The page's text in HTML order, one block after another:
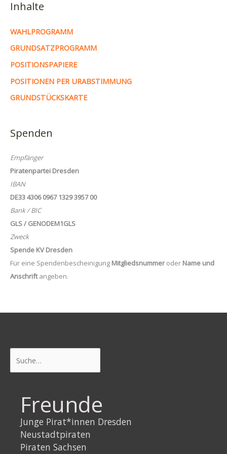
Inhalte
WAHLPROGRAMM
GRUNDSATZPROGRAMM
POSITIONSPAPIERE
POSITIONEN PER URABSTIMMUNG
GRUNDSTÜCKSKARTE
Spenden
Empfänger
Piratenpartei Dresden
IBAN
DE33 4306 0967 1329 3957 00
Bank / BIC
GLS / GENODEM1GLS
Zweck
Spende KV Dresden
Für eine Spendenbescheinigung Mitgliedsnummeroder Name und
Anschriftangeben.
Freunde
Junge Pirat*innen Dresden
Neustadtpiraten
Piraten Sachsen